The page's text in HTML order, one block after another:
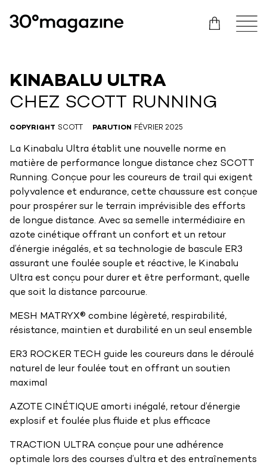
KINABALU ULTRA
CHEZ SCOTT RUNNING
COPYRIGHT SCOTT PARUTION FÉVRIER 2025
La Kinabalu Ultra établit une nouvelle norme en
matière de performance longue distance chez SCOTT
Running. Conçue pour les coureurs de trail qui exigent
polyvalence et endurance, cette chaussure est conçue
pour prospérer sur le terrain imprévisible des efforts
de longue distance. Avec sa semelle intermédiaire en
azote cinétique offrant un confort et un retour
d’énergie inégalés, et sa technologie de bascule ER3
assurant une foulée souple et réactive, le Kinabalu
Ultra est conçu pour durer et être performant, quelle
que soit la distance parcourue.
MESH MATRYX® combine légèreté, respirabilité,
résistance, maintien et durabilité en un seul ensemble
ER3 ROCKER TECH guide les coureurs dans le déroulé
naturel de leur foulée tout en offrant un soutien
maximal
AZOTE CINÉTIQUE amorti inégalé, retour d’énergie
explosif et foulée plus fluide et plus efficace
TRACTION ULTRA conçue pour une adhérence
optimale lors des courses d’ultra et des entraînements